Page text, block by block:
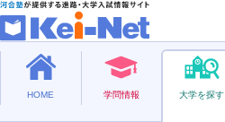
HOME 学問情報 大学を探す